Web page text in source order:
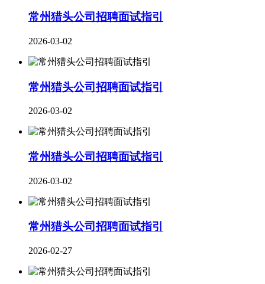
常州猎头公司招聘面试指引
2026-03-02
常州猎头公司招聘面试指引
2026-03-02
常州猎头公司招聘面试指引
2026-03-02
​常州猎头公司招聘面试指引
2026-02-27